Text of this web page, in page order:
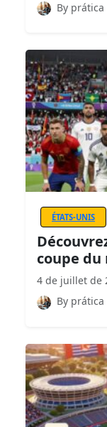
By prática
ÉTATS-UNIS
coupe du
4 de juillet de
By prática